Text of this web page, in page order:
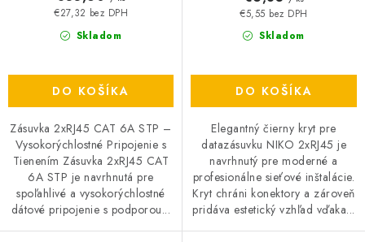
Skladom
€27,32 bez DPH
DO KOŠÍKA
Zásuvka 2xRJ45 CAT 6A STP –
Vysokorýchlostné Pripojenie s
Tienením Zásuvka 2xRJ45 CAT
6A STP je navrhnutá pre
spoľahlivé a vysokorýchlostné
dátové pripojenie s podporou...
Skladom
€5,55 bez DPH
DO KOŠÍKA
Elegantný čierny kryt pre
datazásuvku NIKO 2xRJ45 je
navrhnutý pre moderné a
profesionálne sieťové inštalácie.
Kryt chráni konektory a zároveň
pridáva estetický vzhľad vďaka...